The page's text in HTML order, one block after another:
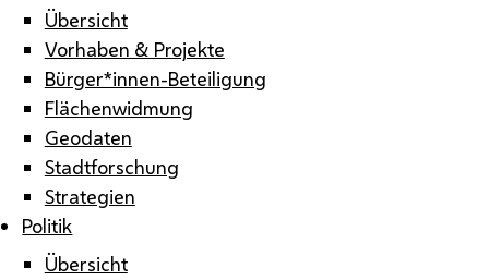
Übersicht
Vorhaben & Projekte
Bürger*innen-Beteiligung
Flächenwidmung
Geodaten
Stadtforschung
Strategien
Politik
Übersicht